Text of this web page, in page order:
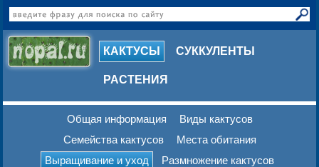
КАКТУСЫ СУККУЛЕНТЫ
РАСТЕНИЯ
Общая информация
Виды кактусов
Семейства кактусов
Места обитания
Выращивание и уход
Размножение кактусов